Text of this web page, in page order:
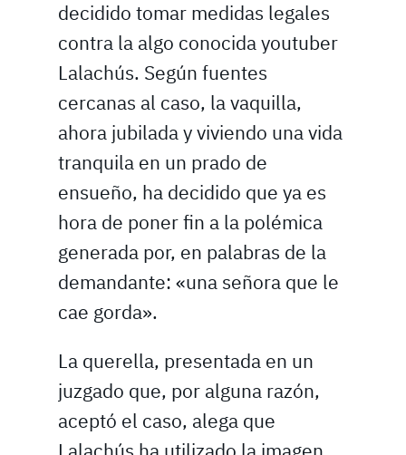
decidido tomar medidas legales
contra la algo conocida youtuber
Lalachús. Según fuentes
cercanas al caso, la vaquilla,
ahora jubilada y viviendo una vida
tranquila en un prado de
ensueño, ha decidido que ya es
hora de poner fin a la polémica
generada por, en palabras de la
demandante: «una señora que le
cae gorda».
La querella, presentada en un
juzgado que, por alguna razón,
aceptó el caso, alega que